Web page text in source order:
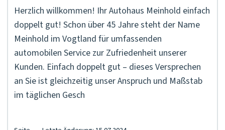
Herzlich willkommen! Ihr Autohaus Meinhold einfach
doppelt gut! Schon über 45 Jahre steht der Name
Meinhold im Vogtland für umfassenden
automobilen Service zur Zufriedenheit unserer
Kunden. Einfach doppelt gut – dieses Versprechen
an Sie ist gleichzeitig unser Anspruch und Maßstab
im täglichen Gesch